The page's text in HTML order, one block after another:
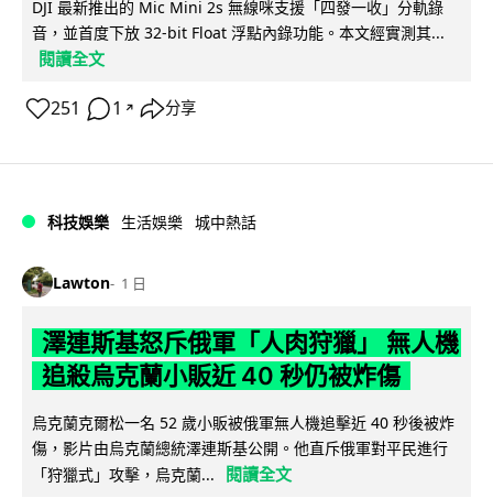
DJI 最新推出的 Mic Mini 2s 無線咪支援「四發一收」分軌錄
音，並首度下放 32-bit Float 浮點內錄功能。本文經實測其...
閱讀全文
251 1 ↗ 分享
科技娛樂 生活娛樂 城中熱話
Lawton 1 日
澤連斯基怒斥俄軍「人肉狩獵」 無人機
追殺烏克蘭小販近 40 秒仍被炸傷
烏克蘭克爾松一名 52 歲小販被俄軍無人機追擊近 40 秒後被炸
傷，影片由烏克蘭總統澤連斯基公開。他直斥俄軍對平民進行
「狩獵式」攻擊，烏克蘭...
閱讀全文